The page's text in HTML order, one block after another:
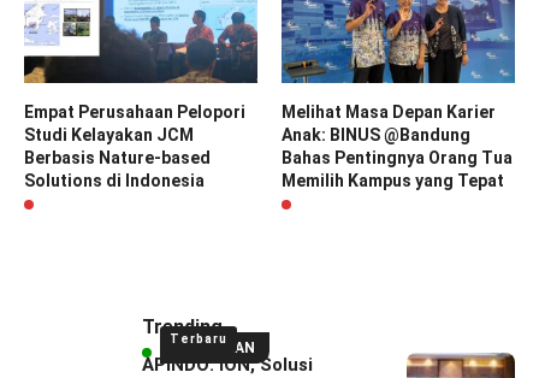
Empat Perusahaan Pelopori
Studi Kelayakan JCM
Berbasis Nature-based
Solutions di Indonesia
Melihat Masa Depan Karier
Anak: BINUS @Bandung
Bahas Pentingnya Orang Tua
Memilih Kampus yang Tepat
UNGGULAN
Terbaru
Trending
APINDO: ION, Solusi